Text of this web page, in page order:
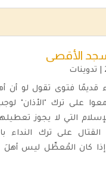
الأقصى
تدوينات
فتوى تقول لو أن
على ترك "الأذان"
التي لا يجوز
على ترك النداء
كان المُعطِّل ليس أهلَ